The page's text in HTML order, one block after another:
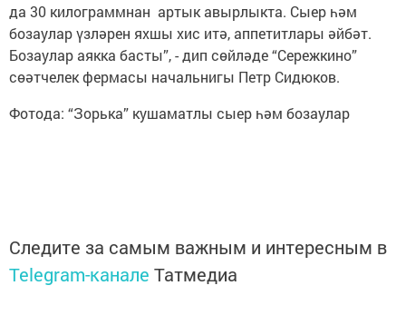
да 30 килограммнан артык авырлыкта. Сыер һәм
бозаулар үзләрен яхшы хис итә, аппетитлары әйбәт.
Бозаулар аякка басты”, - дип сөйләде “Сережкино”
сөәтчелек фермасы начальнигы Петр Сидюков.
Фотода: “Зорька” кушаматлы сыер һәм бозаулар
Следите за самым важным и интересным в
Telegram-канале Татмедиа